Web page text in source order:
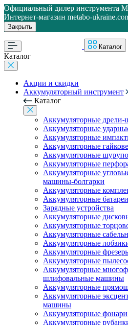
Официальный дилер инструмента
Интернет-магазин metabo-
Закрыть
Каталог
Каталог
Акции и скидки
Аккумуляторный инструмент
Каталог
Аккумуляторные дрели-
Аккумуляторные
Аккумуляторные
Аккумуляторные
Аккумуляторные
Аккумуляторные
Аккумуляторные
машины-болгарки
Аккумуляторные
Аккумуляторные батареи
Зарядные устройства
Аккумуляторные
Аккумуляторные
Аккумуляторные
Аккумуляторные
Аккумуляторные
Аккумуляторные
Аккумуляторные
шлифовальные машины
Аккумуляторные
Аккумуляторные
машины
Аккумуляторные фонари
Аккумуляторные